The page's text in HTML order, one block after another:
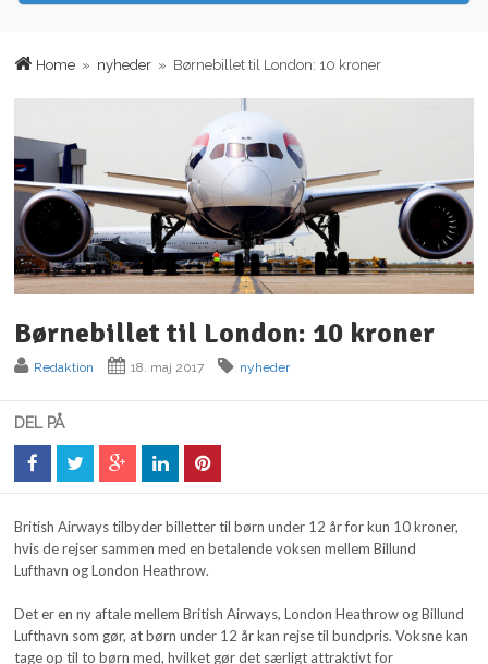
Home » nyheder » Børnebillet til London: 10 kroner
Børnebillet til London: 10 kroner
Redaktion 18. maj 2017 nyheder
DEL PÅ
British Airways tilbyder billetter til børn under 12 år for kun 10 kroner,
hvis de rejser sammen med en betalende voksen mellem Billund
Lufthavn og London Heathrow.
Det er en ny aftale mellem British Airways, London Heathrow og Billund
Lufthavn som gør, at børn under 12 år kan rejse til bundpris. Voksne kan
tage op til to børn med, hvilket gør det særligt attraktivt for